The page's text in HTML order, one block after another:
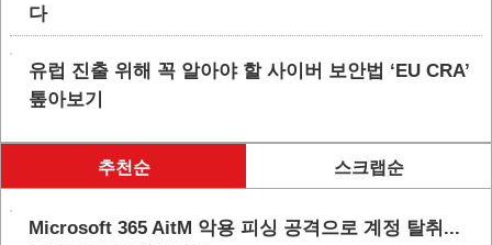
다
유럽 진출 위해 꼭 알아야 할 사이버 보안법 ‘EU CRA’
톺아보기
추천순 스크랩순
Microsoft 365 AitM 악용 피싱 공격으로 계정 탈취...